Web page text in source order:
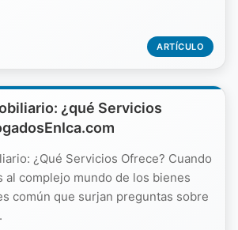
ARTÍCULO
¿qué Servicios
¿Qué Servicios Ofrece? Cuando
al complejo mundo de los bienes
común que surjan preguntas sobre